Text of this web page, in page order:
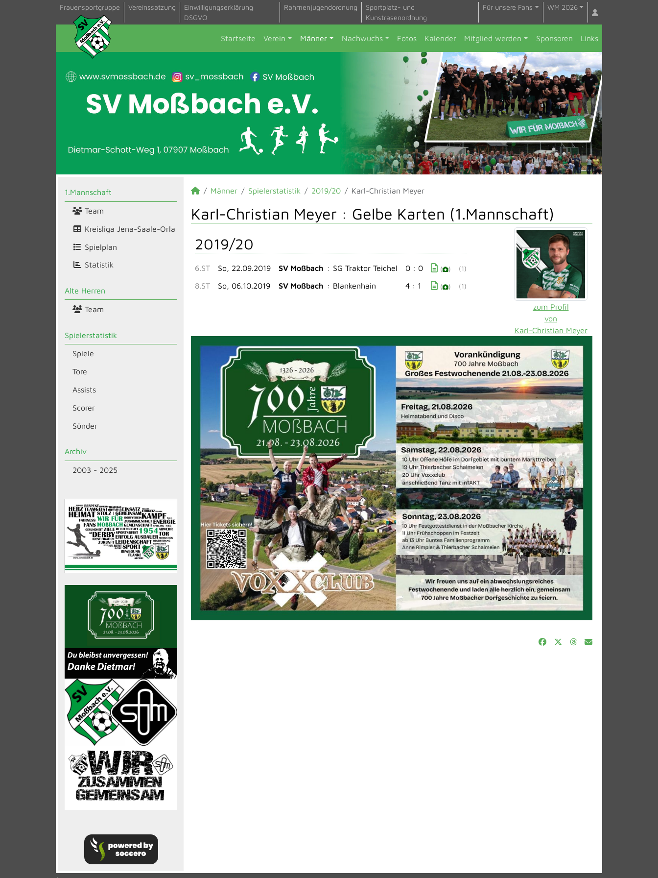
Frauensportgruppe Vereinssatzung
Einwilligungserklärung
DSGVO
Rahmenjugendordnung
Sportplatz- und
Kunstrasenordnung
Für unsere Fans WM 2026
Startseite Verein Männer Nachwuchs Fotos Kalender Mitglied werden Sponsoren Links
1.Mannschaft
Team
Kreisliga Jena-Saale-Orla
Spielplan
Statistik
Alte Herren
Team
Spielerstatistik
Spiele
Tore
Assists
Scorer
Sünder
Archiv
2003 - 2025
Männer Spielerstatistik 2019/20 Karl-Christian Meyer
Karl-Christian Meyer : Gelbe Karten (1.Mannschaft)
zum Profil
von
Karl-Christian Meyer
2019/20
6.ST So, 22.09.2019 SV Moßbach : SG Traktor Teichel 0 : 0 ( ) (1)
8.ST So, 06.10.2019 SV Moßbach : Blankenhain 4 : 1 ( ) (1)